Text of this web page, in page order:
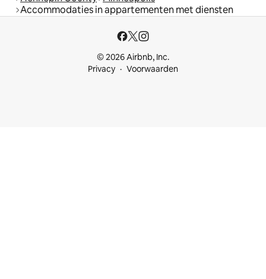
Accommodaties in appartementen met diensten
© 2026 Airbnb, Inc.
Privacy
Voorwaarden